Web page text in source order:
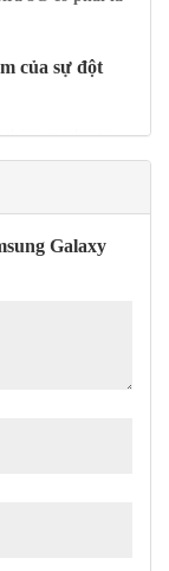
của sự đột
thông minh cao
công nghệ. Điện
định nghĩa
6,9 inch
đắm chìm mà
bị này hỗ trợ tốc
độ nhanh.
Galaxy